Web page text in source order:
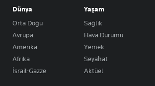
Dünya
Orta Doğu
Avrupa
Amerika
Afrika
İsrail-Gazze
Yaşam
Sağlık
Hava Durumu
Yemek
Seyahat
Aktüel